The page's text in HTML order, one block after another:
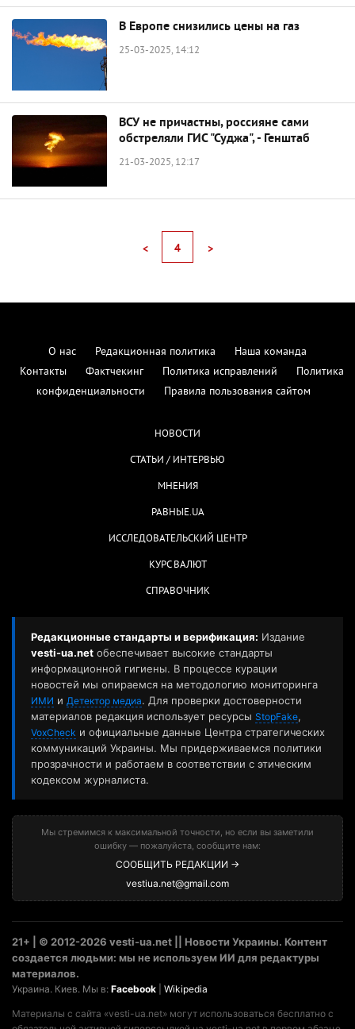
В Европе снизились цены на газ
25-03-2025, 14:12
ВСУ не причастны, россияне сами
обстреляли ГИС "Суджа", - Генштаб
21-03-2025, 12:17
< 4 >
О нас Редакционная политика
Наша команда
Контакты
Фактчекинг Политика исправлений
Политика
конфиденциальности
Правила пользования сайтом
НОВОСТИ
СТАТЬИ / ИНТЕРВЬЮ
МНЕНИЯ
РАВНЫЕ.UA
ИССЛЕДОВАТЕЛЬСКИЙ ЦЕНТР
КУРС ВАЛЮТ
СПРАВОЧНИК
Редакционные стандарты и верификация: Издание
vesti-ua.net обеспечивает высокие стандарты
информационной гигиены. В процессе курации
новостей мы опираемся на методологию мониторинга
ИМИ и Детектор медиа. Для проверки достоверности
материалов редакция использует ресурсы StopFake,
VoxCheck и официальные данные Центра стратегических
коммуникаций Украины. Мы придерживаемся политики
прозрачности и работаем в соответствии с этическим
кодексом журналиста.
Мы стремимся к максимальной точности, но если вы заметили
ошибку — пожалуйста, сообщите нам:
СООБЩИТЬ РЕДАКЦИИ →
vestiua.net@gmail.com
21+ | © 2012-2026 vesti-ua.net || Новости Украины. Контент
создается людьми: мы не используем ИИ для редактуры
материалов.
Украина. Киев. Мы в: Facebook Wikipedia
Материалы с сайта «vesti-ua.net» могут использоваться бесплатно с